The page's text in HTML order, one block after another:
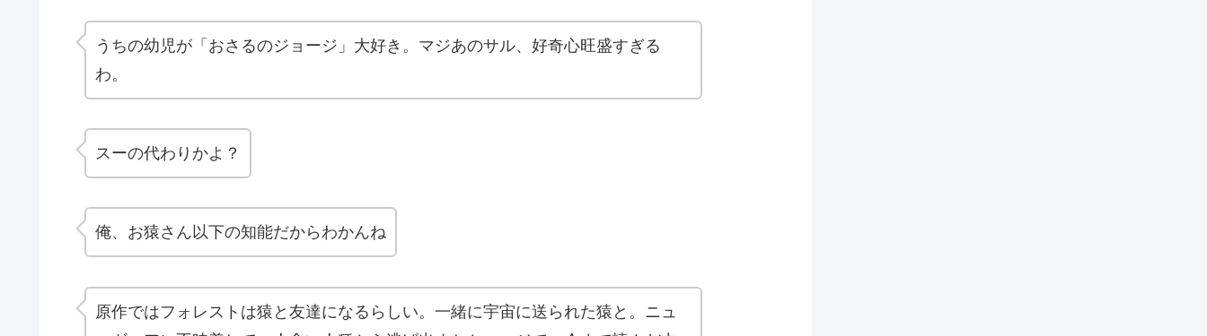
うちの幼児が「おさるのジョージ」大好き。マジあのサル、 好奇心旺盛すぎる
わ。
スーの代わりかよ？
俺、 お猿さん 以下の知能だからわかんね
原作ではフォレストは猿と友達になるらしい。一緒に宇宙に送られた猿と。ニュ